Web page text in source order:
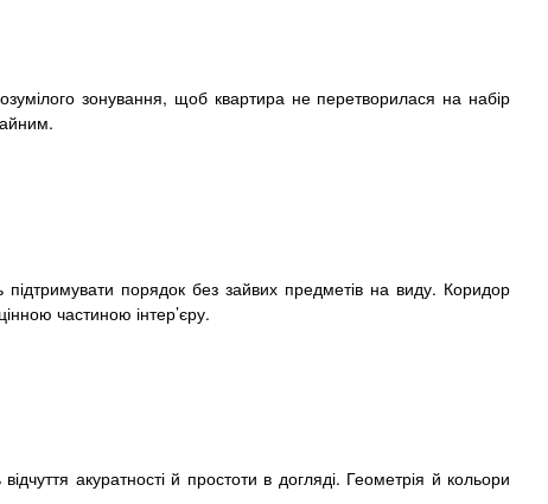
зонування, щоб квартира не перетворилася на набір
порядок без зайвих предметів на виду. Коридор
частиною інтер’єру.
акуратності й простоти в догляді. Геометрія й кольори